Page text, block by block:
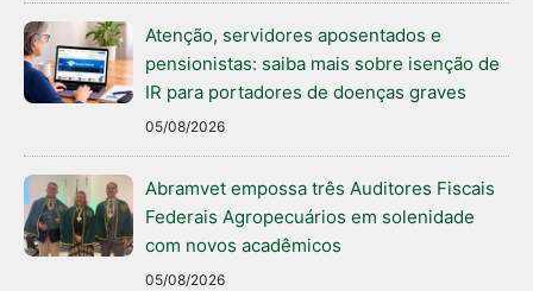
Atenção, servidores aposentados e
pensionistas: saiba mais sobre isenção de
IR para portadores de doenças graves
05/08/2026
Abramvet empossa três Auditores Fiscais
Federais Agropecuários em solenidade
com novos acadêmicos
05/08/2026